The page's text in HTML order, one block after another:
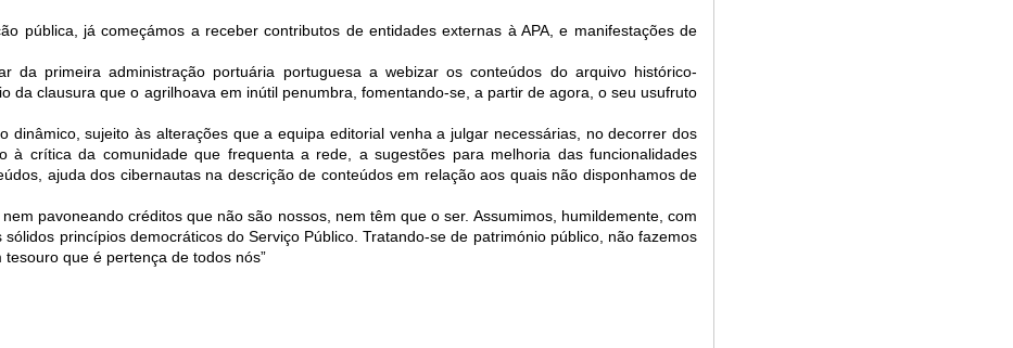
pública, já começámos a receber contributos de entidades externas à APA, e manifestações de
da primeira administração portuária portuguesa a webizar os conteúdos do arquivo histórico-
da clausura que o agrilhoava em inútil penumbra, fomentando-se, a partir de agora, o seu usufruto
dinâmico, sujeito às alterações que a equipa editorial venha a julgar necessárias, no decorrer dos
à crítica da comunidade que frequenta a rede, a sugestões para melhoria das funcionalidades
ajuda dos cibernautas na descrição de conteúdos em relação aos quais não disponhamos de
, nem pavoneando créditos que não são nossos, nem têm que o ser. Assumimos, humildemente, com
princípios democráticos do Serviço Público. Tratando-se de património público, não fazemos
que é pertença de todos nós”